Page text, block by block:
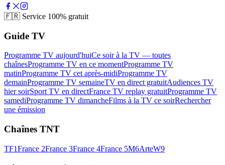
🇫🇷 Service 100% gratuit
Guide TV
Programme TV aujourd'huiCe soir à la TV — toutes
chaînesProgramme TV en ce momentProgramme TV
matinProgramme TV cet après-midiProgramme TV
demainProgramme TV semaineTV en direct gratuitAudiences TV
hier soirSport TV en directFrance TV replay gratuitProgramme TV
samediProgramme TV dimancheFilms à la TV ce soirRechercher
une émission
Chaînes TNT
TF1France 2France 3France 4France 5M6ArteW9